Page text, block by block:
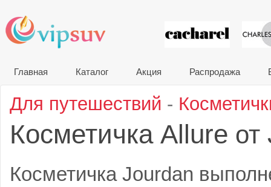
VIP
Главная Каталог Акция Распродажа
Для путешествий -
Косметичка Allure от
Косметичка Jourdan